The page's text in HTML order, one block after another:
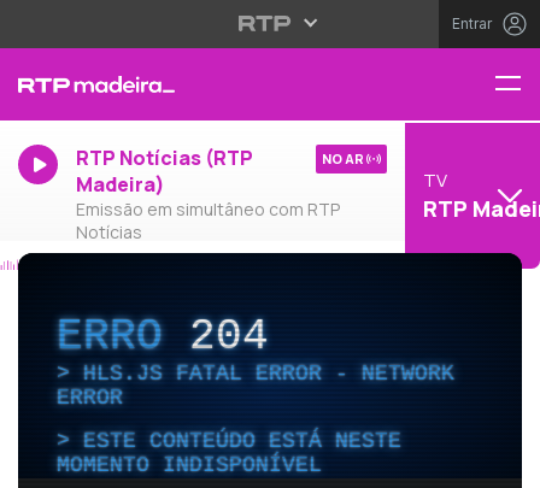
Entrar
RTP Notícias (RTP
Madeira)
Emissão em simultâneo com RTP
Notícias
NO AR
TV
RTP
ERRO204
HLS.JS FATAL ERROR - NETWORK
ERROR
ESTE CONTEÚDO ESTÁ NESTE
MOMENTO INDISPONÍVEL